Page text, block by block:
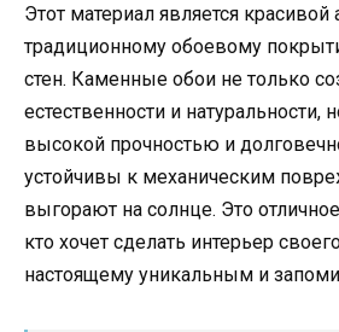
Этот материал является красивой
традиционному обоевому
стен. Каменные обои не только
естественности и натуральности,
высокой прочностью и
устойчивы к механическим
выгорают на солнце. Это
кто хочет сделать интерьер
настоящему уникальным и